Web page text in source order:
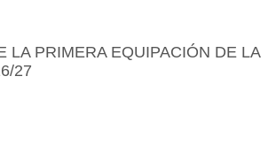
LA PRIMERA EQUIPACIÓN DE LA
27